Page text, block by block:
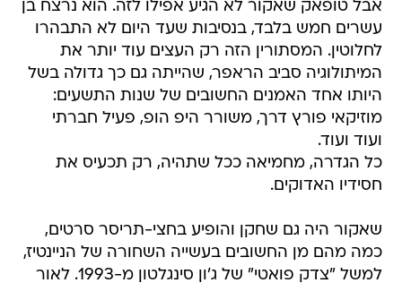
אבל טופאק שאקור לא הגיע אפילו לזה. הוא נרצח בן
עשרים חמש בלבד, בנסיבות שעד היום לא התבהרו
לחלוטין. המסתורין הזה רק העצים עוד יותר את
המיתולוגיה סביב הראפר, שהייתה גם כך גדולה בשל
היותו אחד האמנים החשובים של שנות התשעים:
מוזיקאי פורץ דרך, משורר היפ הופ, פעיל חברתי
ועוד ועוד.
כל הגדרה, מחמיאה ככל שתהיה, רק תכעיס את
חסידיו האדוקים.
שאקור היה גם שחקן והופיע בחצי-תריסר סרטים,
כמה מהם מן החשובים בעשייה השחורה של הניינטיז,
למשל "צדק פואטי" של ג'ון סינגלטון מ-1993. לאור